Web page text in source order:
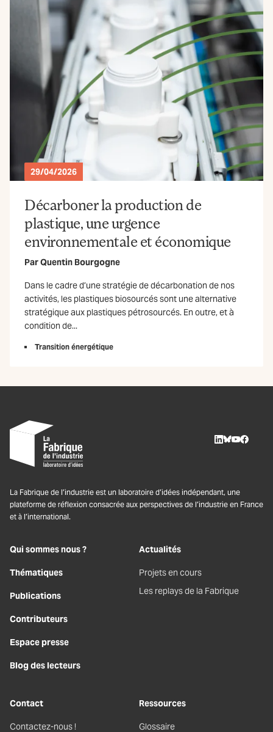
29/04/2026
Décarboner la production de
plastique, une urgence
environnementale et économique
ParQuentin Bourgogne
Dans le cadre d’une stratégie de décarbonation de nos
activités, les plastiques biosourcés sont une alternative
stratégique aux plastiques pétrosourcés. En outre, et à
condition de...
Transition énergétique
La Fabrique de l’industrie est un laboratoire d’idées indépendant, une
plateforme de réflexion consacrée aux perspectives de l’industrie en France
et à l’international.
Qui sommes nous ?
Thématiques
Publications
Contributeurs
Espace presse
Blog des lecteurs
Actualités
Projets en cours
Les replays de la Fabrique
Contact
Contactez-nous !
Ressources
Glossaire